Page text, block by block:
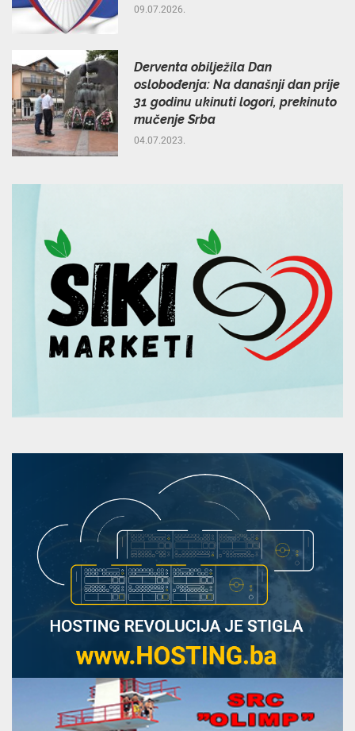
09.07.2026.
Derventa obilježila Dan
oslobođenja: Na današnji dan prije
31 godinu ukinuti logori, prekinuto
mučenje Srba
04.07.2023.